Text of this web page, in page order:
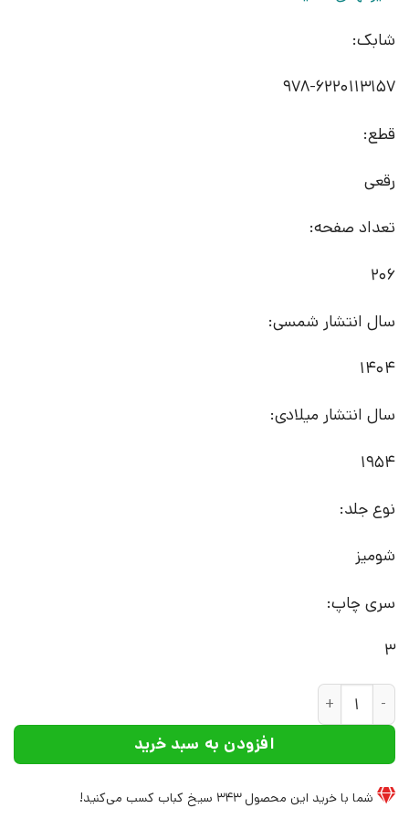
شابک:
قطع:
رقعی
تعداد صفحه:
206
سال انتشار شمسی:
1404
سال انتشار میلادی:
1954
نوع جلد:
شومیز
سری چاپ:
3
کتاب داستان‌های رمی | انتشارات نشر چشمه عدد
افزودن به سبد خرید
شما با خرید این محصول343 سیخ کباب کسب می‌کنید!